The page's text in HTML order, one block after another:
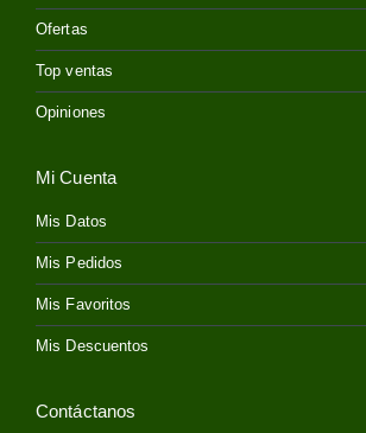
Ofertas
Top ventas
Opiniones
Mi Cuenta
Mis Datos
Mis Pedidos
Mis Favoritos
Mis Descuentos
Contáctanos